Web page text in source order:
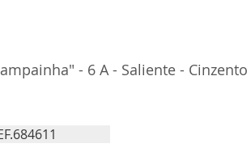
- 6 A - Saliente - Cinzento